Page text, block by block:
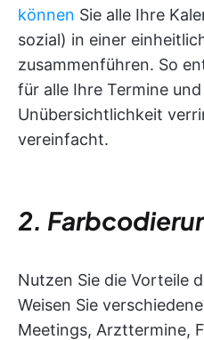
können Sie alle Ihre
sozial) in einer
zusammenführen. So
für alle Ihre Termine
Unübersichtlichkeit
vereinfacht.
2.
Nutzen Sie die Vorteile
Weisen Sie
Meetings, Arzttermine,